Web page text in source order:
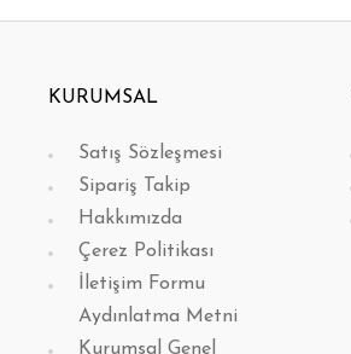
KURUMSAL
Satış Sözleşmesi
Sipariş Takip
Hakkımızda
Çerez Politikası
İletişim Formu
Aydınlatma Metni
Kurumsal Genel